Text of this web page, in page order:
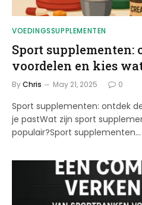
VOEDINGSSUPPLEMENTEN
Sport supplementen:
voordelen en kies
ByChris May 21, 2025 0
Sport supplementen: ontdek
je pastWat zijn sport
populair?Sport supplementen…